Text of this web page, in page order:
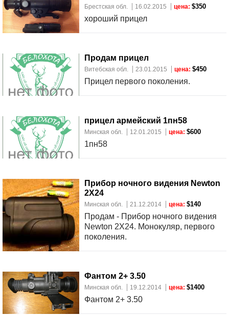
Брестская обл. 16.02.2015 цена: $350
хороший прицел
Продам прицел
Витебская обл. 23.01.2015 цена: $450
Прицел первого поколения.
прицел армейский 1пн58
Минская обл. 12.01.2015 цена: $600
1пн58
Прибор ночного видения Newton
2Х24
Минская обл. 21.12.2014 цена: $140
Продам - Прибор ночного видения
Newton 2Х24. Монокуляр, первого
поколения.
Фантом 2+ 3.50
Минская обл. 19.12.2014 цена: $1400
Фантом 2+ 3.50